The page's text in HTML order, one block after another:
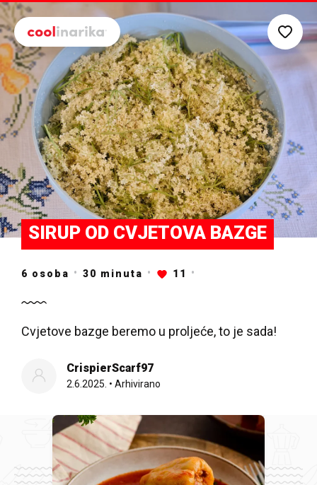
Preskoči na glavni sadržaj
SIRUP OD CVJETOVA BAZGE
6 osoba 30 minuta 11
Cvjetove bazge beremo u proljeće, to je sada!
CrispierScarf97
2.6.2025. • Arhivirano